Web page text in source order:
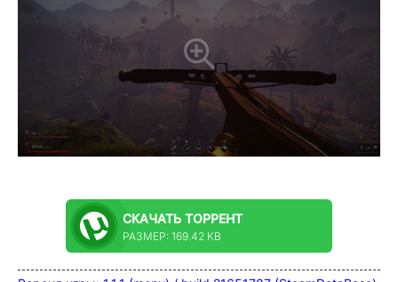
СКАЧАТЬ ТОРРЕНТ
РАЗМЕР: 169.42 KB